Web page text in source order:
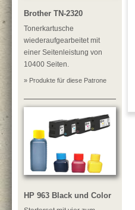
Brother TN-2320
Tonerkartusche
wiederaufgearbeitet mit
einer Seitenleistung von
10400 Seiten.
» Produkte für diese Patrone
HP 963 Black und Color